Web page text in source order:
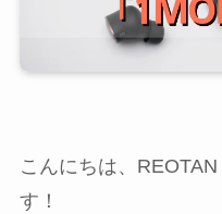
こんにちは、REOTAN
す！